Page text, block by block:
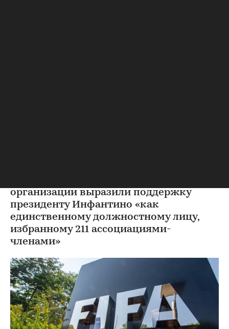
организации выразили поддержку
президенту Инфантино «как
единственному должностному лицу,
избранному 211 ассоциациями-
членами»